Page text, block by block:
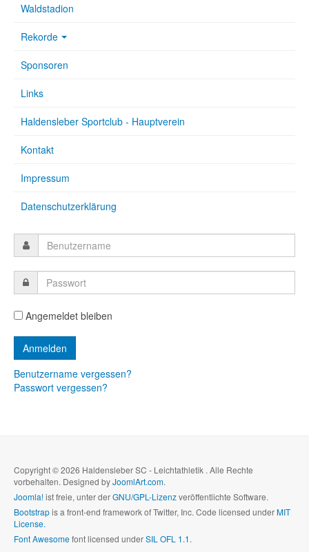
Waldstadion
Rekorde
Sponsoren
Links
Haldensleber Sportclub - Hauptverein
Kontakt
Impressum
Datenschutzerklärung
Angemeldet bleiben
Benutzername vergessen?
Passwort vergessen?
Copyright © 2026 Haldensleber SC - Leichtathletik . Alle Rechte
vorbehalten. Designed byJoomlArt.com.
Joomla!ist freie, unter derGNU/GPL-Lizenzveröffentlichte Software.
Bootstrapis a front-end framework of Twitter, Inc. Code licensed underMIT
License.
Font Awesomefont licensed underSIL OFL 1.1.